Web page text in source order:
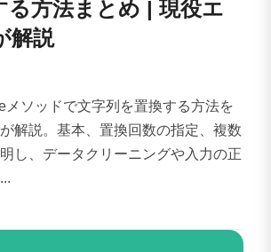
る方法まとめ | 現役エ
解説
メソッドで文字列を置換する方法を
解説。基本、置換回数の指定、複数
し、データクリーニングや入力の正